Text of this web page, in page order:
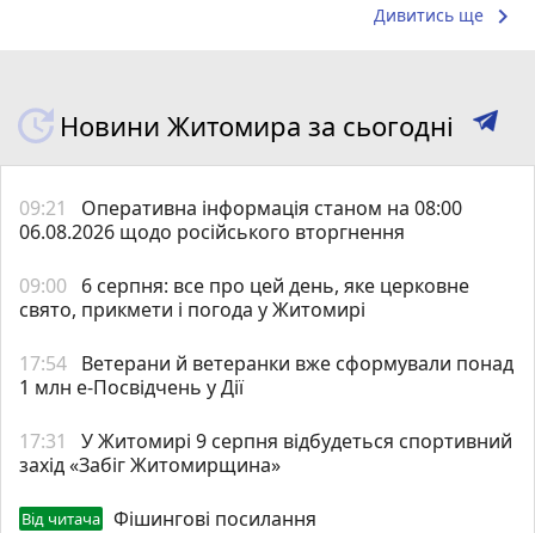
Дивитись ще keyboard_arrow_right
Новини Житомира за сьогодні
09:21
Оперативна інформація станом на 08:00
06.08.2026 щодо російського вторгнення
09:00 6 серпня: все про цей день, яке церковне
свято, прикмети і погода у Житомирі
17:54 Ветерани й ветеранки вже сформували понад
1 млн е-Посвідчень у Дії
17:31
У Житомирі 9 серпня відбудеться спортивний
захід «Забіг Житомирщина»
Від читача Фішингові посилання